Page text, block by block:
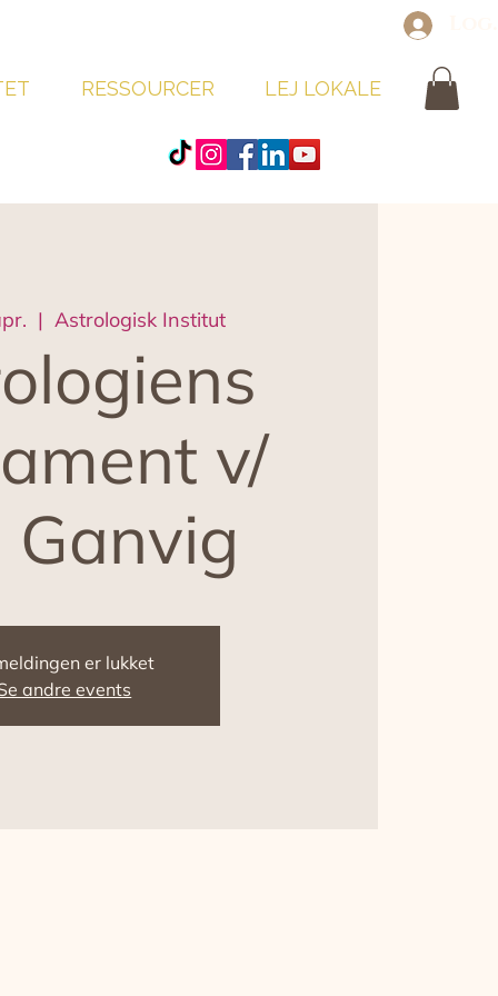
RESSOURCER LEJ LOKALE
  |
Astrologisk Institut
v/
Ganvig
er lukket
andre events